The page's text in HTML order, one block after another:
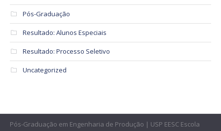
Pós-Graduação
Resultado: Alunos Especiais
Resultado: Processo Seletivo
Uncategorized
Pós-Graduação em Engenharia de Produção | USP EESC Escola